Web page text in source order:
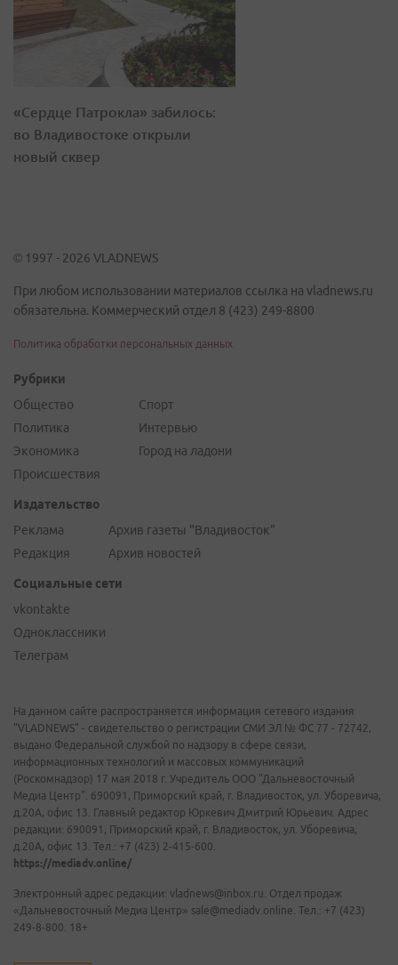
«Сердце Патрокла» забилось:
во Владивостоке открыли
новый сквер
© 1997 - 2026 VLADNEWS
При любом использовании материалов ссылка на vladnews.ru
обязательна. Коммерческий отдел 8 (423) 249-8800
Политика обработки персональных данных
Рубрики
Общество
Политика
Экономика
Происшествия
Спорт
Интервью
Город на ладони
Издательство
Реклама
Редакция
Архив газеты "Владивосток"
Архив новостей
Социальные сети
vkontakte
Одноклассники
Телеграм
На данном сайте распространяется информация сетевого издания
"VLADNEWS" - свидетельство о регистрации СМИ ЭЛ № ФС 77 - 72742,
выдано Федеральной службой по надзору в сфере связи,
информационных технологий и массовых коммуникаций
(Роскомнадзор) 17 мая 2018 г. Учредитель ООО "Дальневосточный
Медиа Центр". 690091, Приморский край, г. Владивосток, ул. Уборевича,
д.20А, офис 13. Главный редактор Юркевич Дмитрий Юрьевич. Адрес
редакции: 690091, Приморский край, г. Владивосток, ул. Уборевича,
д.20А, офис 13. Тел.: +7 (423) 2-415-600.
https://mediadv.online/
Электронный адрес редакции: vladnews@inbox.ru. Отдел продаж
«Дальневосточный Медиа Центр» sale@mediadv.online. Тел.: +7 (423)
249-8-800. 18+